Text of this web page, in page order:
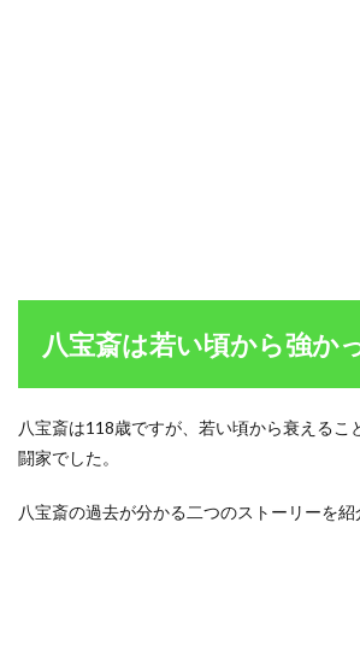
八宝斎は若い頃から強か
八宝斎は118歳ですが、若い頃から衰えるこ
闘家でした。
八宝斎の過去が分かる二つのストーリーを紹